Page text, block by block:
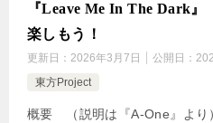
『Leave Me In The Dark
楽しもう！
更新日： 2026年3月7日 公開日：
東方Project
概要 （説明は『A-One』より